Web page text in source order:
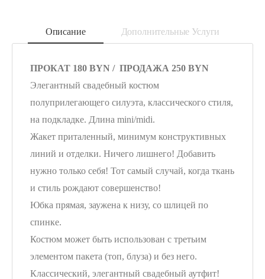
Описание Дополнительные Услуги
ПРОКАТ 180 BYN / ПРОДАЖА 250 BYN
Элегантный свадебный костюм
полуприлегающего силуэта, классического стиля,
на подкладке. Длина mini/midi.
Жакет приталенный, минимум конструктивных
линий и отделки. Ничего лишнего! Добавить
нужно только себя! Тот самый случай, когда ткань
и стиль рождают совершенство!
Юбка прямая, заужена к низу, со шлицей по
спинке.
Костюм может быть использован с третьим
элементом пакета (топ, блуза) и без него.
Классический, элегантный свадебный аутфит!